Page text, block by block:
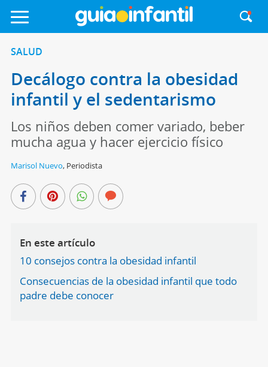
SALUD
Decálogo contra la obesidad
infantil y el sedentarismo
Los niños deben comer variado, beber
mucha agua y hacer ejercicio físico
Marisol Nuevo, Periodista
En este artículo
10 consejos contra la obesidad infantil
Consecuencias de la obesidad infantil que todo
padre debe conocer